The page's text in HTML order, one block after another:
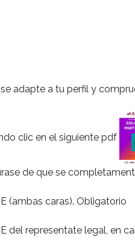
adapte a tu perfil y
clic en el siguiente pdf
de que se
(ambas caras). Obligatorio
del representate legal, en